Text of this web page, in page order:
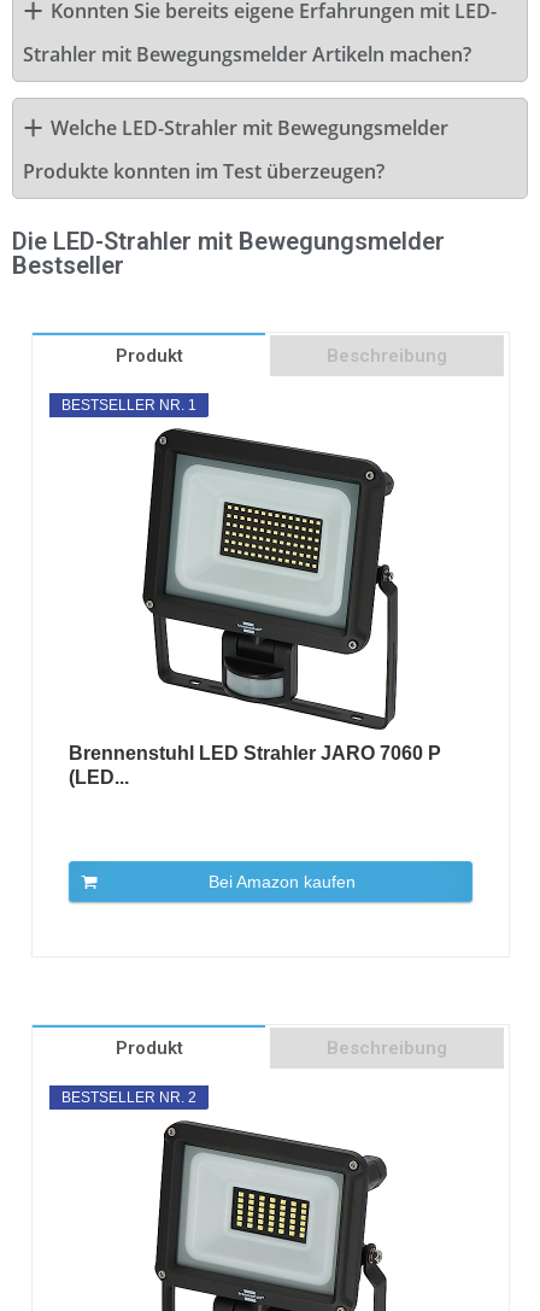
Konnten Sie bereits eigene Erfahrungen mit LED-
Strahler mit Bewegungsmelder Artikeln machen?
Welche LED-Strahler mit Bewegungsmelder
Produkte konnten im Test überzeugen?
Die LED-Strahler mit Bewegungsmelder
Bestseller
Produkt Beschreibung
BESTSELLER NR. 1
Brennenstuhl LED Strahler JARO 7060 P
(LED...
Bei Amazon kaufen
Produkt Beschreibung
BESTSELLER NR. 2